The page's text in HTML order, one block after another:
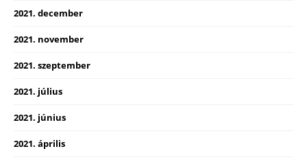
2021. december
2021. november
2021. szeptember
2021. július
2021. június
2021. április